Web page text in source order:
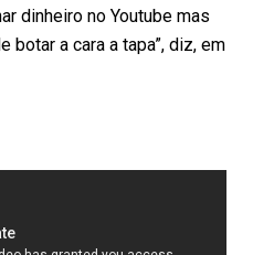
dinheiro no Youtube mas
botar a cara a tapa”, diz, em